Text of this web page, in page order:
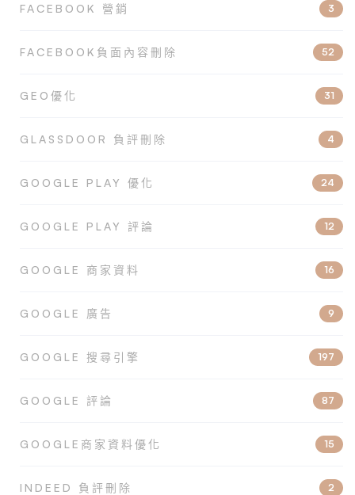
FACEBOOK 營銷 3
FACEBOOK負面內容刪除 52
GEO優化 31
GLASSDOOR 負評刪除 4
GOOGLE PLAY 優化 24
GOOGLE PLAY 評論 12
GOOGLE 商家資料 16
GOOGLE 廣告 9
GOOGLE 搜尋引擎 197
GOOGLE 評論 87
GOOGLE商家資料優化 15
INDEED 負評刪除 2